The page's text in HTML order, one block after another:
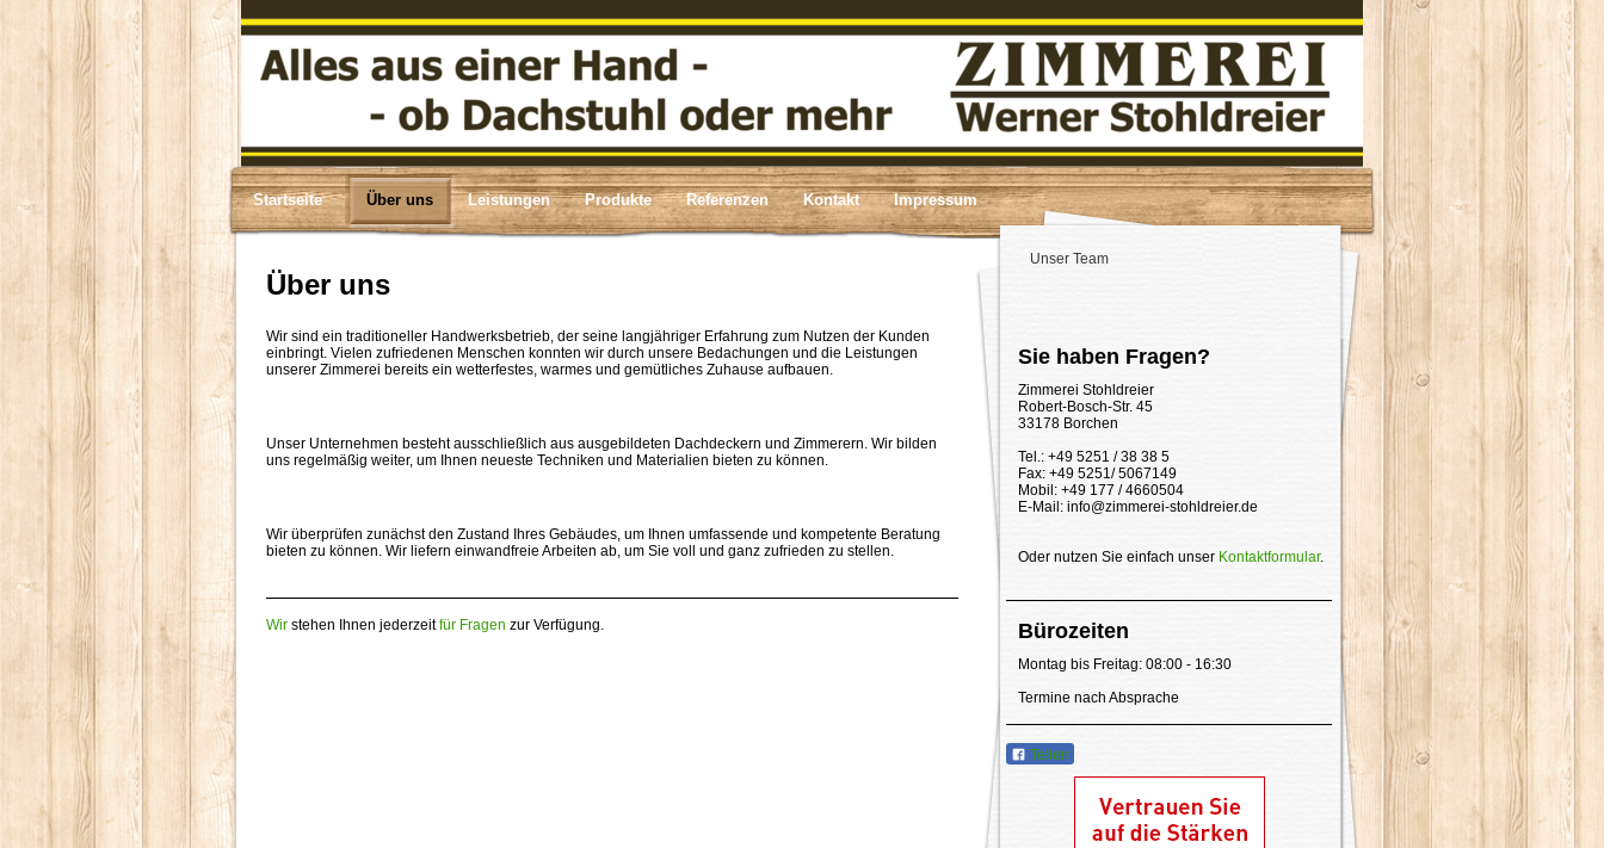
Startseite Über uns Leistungen Produkte Referenzen Kontakt Impressum
Über uns
Wir sind ein traditioneller Handwerksbetrieb, der seine langjähriger Erfahrung zum Nutzen der Kunden
einbringt. Vielen zufriedenen Menschen konnten wir durch unsere Bedachungen und die Leistungen
unserer Zimmerei bereits ein wetterfestes, warmes und gemütliches Zuhause aufbauen.
Unser Unternehmen besteht ausschließlich aus ausgebildeten Dachdeckern und Zimmerern. Wir bilden
uns regelmäßig weiter, um Ihnen neueste Techniken und Materialien bieten zu können.
Wir überprüfen zunächst den Zustand Ihres Gebäudes, um Ihnen umfassende und kompetente Beratung
bieten zu können. Wir liefern einwandfreie Arbeiten ab, um Sie voll und ganz zufrieden zu stellen.
Wir stehen Ihnen jederzeitfür Fragen zur Verfügung.
Unser Team
Sie haben Fragen?
Zimmerei Stohldreier
Robert-Bosch-Str. 45
33178 Borchen
Tel.: +49 5251 / 38 38 5
Fax: +49 5251/ 5067149
Mobil: +49 177 / 4660504
E-Mail: info@zimmerei-stohldreier.de
Oder nutzen Sie einfach unser Kontaktformular.
Bürozeiten
Montag bis Freitag: 08:00 - 16:30
Termine nach Absprache
Teilen